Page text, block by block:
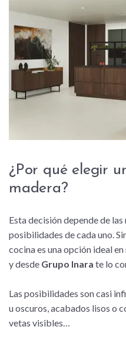
¿Por qué elegir
madera?
Esta decisión depende de
posibilidades de cada uno.
cocina es una opción ideal
y desde Grupo Inara te lo
Las posibilidades son casi
u oscuros, acabados lisos o
vetas visibles…